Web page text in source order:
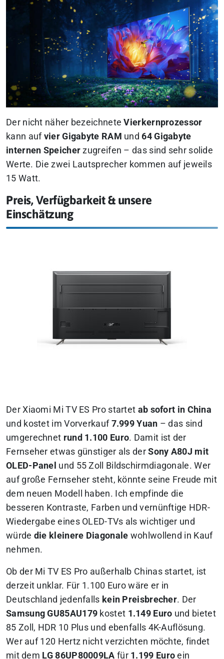
Der nicht näher bezeichneteVierkernprozessor
kann auf vier Gigabyte RAM und64 Gigabyte
internen Speicher zugreifen – das sind sehr solide
Werte. Die zwei Lautsprecher kommen auf jeweils
15 Watt.
Preis, Verfügbarkeit & unsere
Einschätzung
Der Xiaomi Mi TV ES Pro startet ab sofort in China
und kostet im Vorverkauf 7.999 Yuan – das sind
umgerechnet rund 1.100 Euro. Damit ist der
Fernseher etwas günstiger als derSony A80J mit
OLED-Panel und 55 Zoll Bildschirmdiagonale. Wer
auf große Fernseher steht, könnte seine Freude mit
dem neuen Modell haben. Ich empfinde die
besseren Kontraste, Farben und vernünftige HDR-
Wiedergabe eines OLED-TVs als wichtiger und
würde die kleinere Diagonale wohlwollend in Kauf
nehmen.
Ob der Mi TV ES Pro außerhalb Chinas startet, ist
derzeit unklar. Für 1.100 Euro wäre er in
Deutschland jedenfalls kein Preisbrecher. Der
Samsung GU85AU179 kostet 1.149 Euro und bietet
85 Zoll, HDR 10 Plus und ebenfalls 4K-Auflösung.
Wer auf 120 Hertz nicht verzichten möchte, findet
mit dem LG 86UP80009LA für 1.199 Euro ein